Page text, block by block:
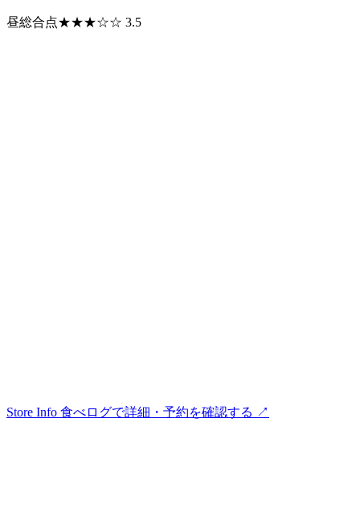
昼総合点★★★☆☆ 3.5
Store Info 食べログで詳細・予約を確認する ↗︎